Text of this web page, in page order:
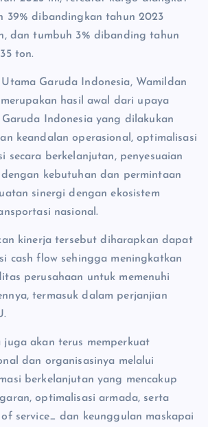
39% dibandingkan tahun 2023
dan tumbuh 3% dibanding tahun
ton.
Garuda Indonesia, Wamildan
hasil awal dari upaya
Indonesia yang dilakukan
keandalan operasional, optimalisasi
secara berkelanjutan, penyesuaian
kebutuhan dan permintaan
sinergi dengan ekosistem
nasional.
kinerja tersebut diharapkan dapat
cash flow sehingga meningkatkan
perusahaan untuk memenuhi
termasuk dalam perjanjian
juga akan terus memperkuat
dan organisasinya melalui
berkelanjutan yang mencakup
optimalisasi armada, serta
service_ dan keunggulan maskapai